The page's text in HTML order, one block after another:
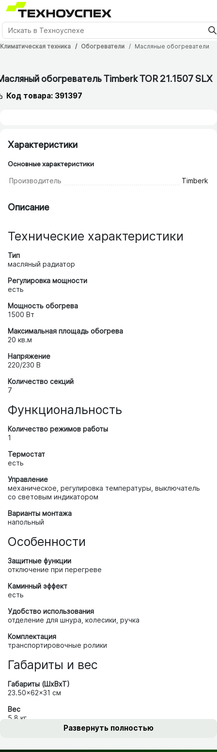
Климатическая техника Обогреватели Масляные обогреватели
обогреватель Timberk TOR 21.1507 SLX
Код товара: 391397
Характеристики
Основные характеристики
Производитель Timberk
Описание
Технические характеристики
Тип
масляный радиатор
Регулировка мощности
есть
Мощность обогрева
1500 Вт
Максимальная площадь обогрева
20 кв.м
Напряжение
220/230 В
Количество секций
7
Функциональность
Количество режимов работы
1
Термостат
есть
Управление
механическое, регулировка температуры, выключатель
со световым индикатором
Варианты монтажа
напольный
Особенности
Защитные функции
отключение при перегреве
Каминный эффект
есть
Удобство использования
отделение для шнура, колесики, ручка
Комплектация
транспортировочные ролики
Габариты и вес
Габариты (ШхВхТ)
23.50x62x31 см
Вес
5.8 кг
Развернуть полностью